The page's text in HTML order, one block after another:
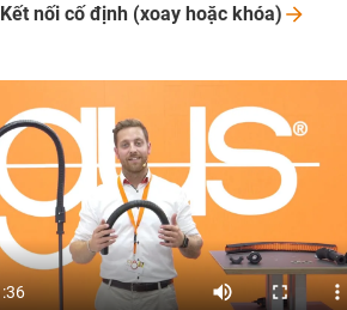
Kết nối cố định (xoay hoặc khóa)